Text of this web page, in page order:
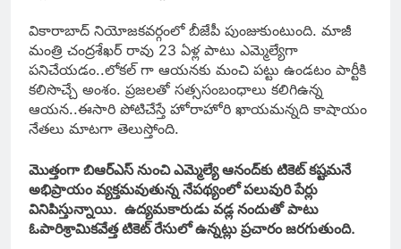
వికారాబాద్‌ నియోజకవర్గంలో బీజేపీ పుంజుకుంటుంది. మాజీ
మంత్రి చంద్రశేఖర్‌ రావు 23 ఏళ్ల పాటు ఎమ్మెల్యేగా
పనిచేయడం..లోకల్‌ గా ఆయనకు మంచి పట్టు ఉండటం పార్టీకి
కలిసొచ్చే అంశం. ప్ర‌జ‌ల‌తో స‌త్స‌సంబంధాలు క‌లిగిఉన్న
ఆయ‌న..ఈసారి పోటిచేస్తే హోరాహోరి ఖాయ‌మ‌న్నది కాషాయం
నేత‌లు మాటగా తెలుస్తోంది.
మొత్తంగా బిఆర్ఎస్ నుంచి ఎమ్మెల్యే ఆనంద్‌కు టికెట్ క‌ష్ట‌మ‌నే
అభిప్రాయం వ్య‌క్త‌మ‌వుతున్న నేప‌థ్యంలో ప‌లువురి పేర్లు
వినిపిస్తున్నాయి. ఉద్య‌మ‌కారుడు వ‌డ్ల నందుతో పాటు
ఓపారిశ్రామిక‌వేత్త టికెట్ రేసులో ఉన్న‌ట్లు ప్ర‌చారం జ‌ర‌గుతుంది.